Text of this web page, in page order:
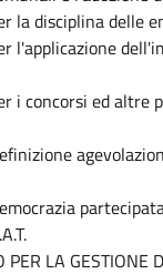
la disciplina delle
l'applicazione
i concorsi ed altre
PER LA GESTIONE